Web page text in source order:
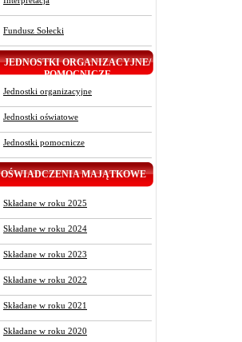
Fundusz Sołecki
JEDNOSTKI ORGANIZACYJNE/
POMOCNICZE
Jednostki organizacyjne
Jednostki oświatowe
Jednostki pomocnicze
OŚWIADCZENIA MAJĄTKOWE
Składane w roku 2025
Składane w roku 2024
Składane w roku 2023
Składane w roku 2022
Składane w roku 2021
Składane w roku 2020